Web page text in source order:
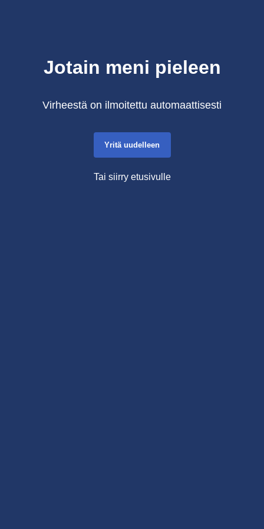
Jotain meni pieleen
Virheestä on ilmoitettu automaattisesti
Yritä uudelleen
Tai siirry etusivulle